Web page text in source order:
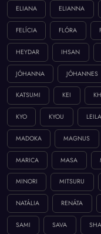
ELIANA ELIANNA
FELÍCIA FLÓRA
HEYDAR IHSAN
JÓHANNA JÓHANNES
KATSUMI KEI
KYO KYOU LEILA
MADOKA MAGNUS
MARICA MASA
MINORI MITSURU
NATÁLIA RENÁTA
SAMI SAVA